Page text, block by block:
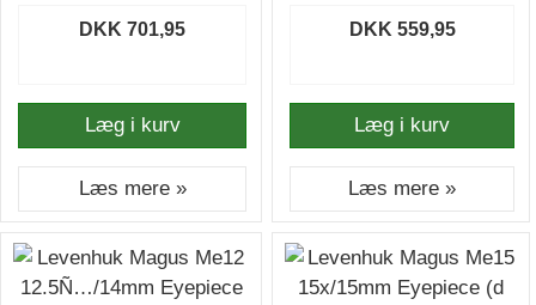
DKK 701,95
Læg i kurv
Læs mere »
DKK 559,95
Læg i kurv
Læs mere »